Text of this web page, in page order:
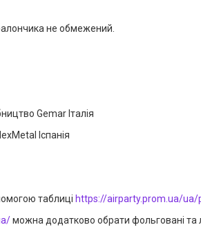
не обмежений.
Gemar Італія
Іспанія
таблиці https://airparty.prom.ua/ua/
можна додатково обрати фольговані та